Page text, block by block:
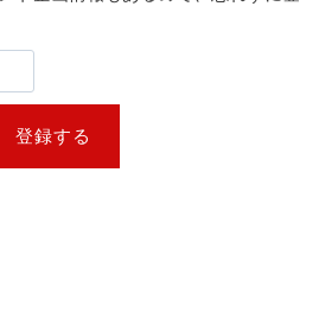
登録する